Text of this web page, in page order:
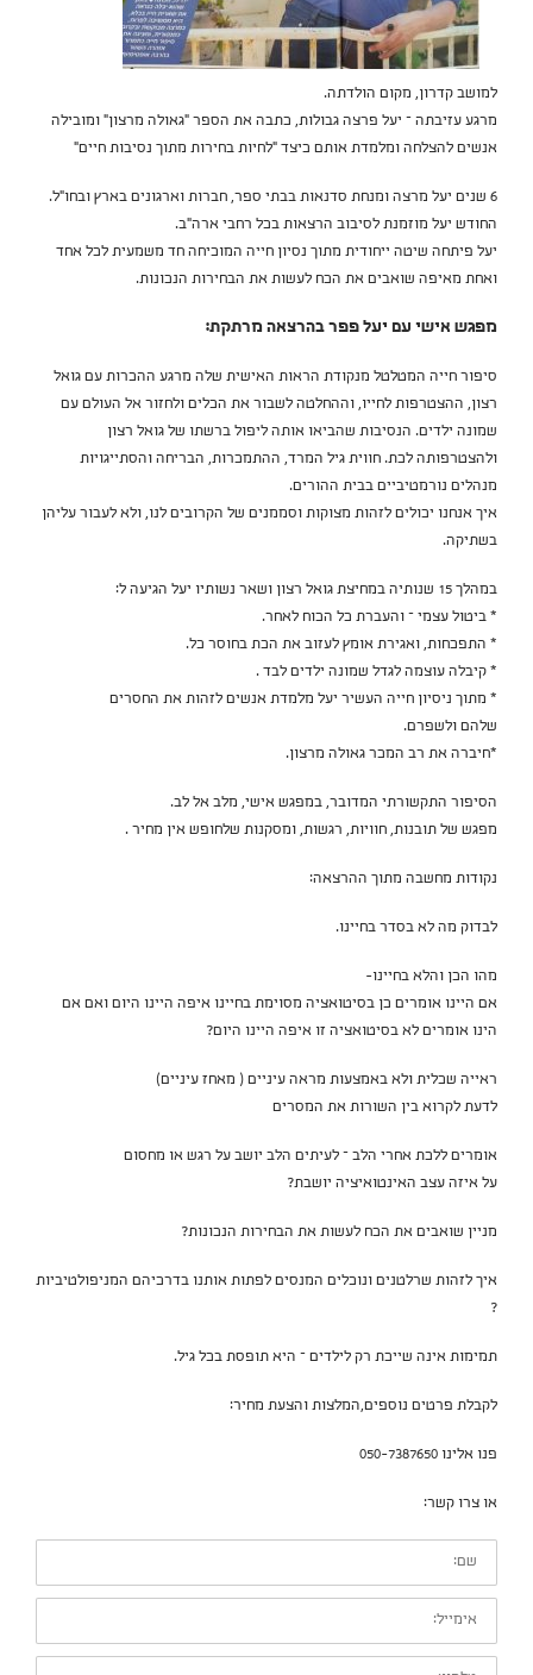
למושב קדרון, מקום הולדתה.
מרגע עזיבתה – יעל פרצה גבולות, כתבה את הספר "גאולה מרצון" ומובילה
אנשים להצלחה ומלמדת אותם כיצד "לחיות בחירות מתוך נסיבות חיים"
6 שנים יעל מרצה ומנחת סדנאות בבתי ספר, חברות וארגונים בארץ ובחו"ל.
החודש יעל מוזמנת לסיבוב הרצאות בכל רחבי ארה"ב.
יעל פיתחה שיטה ייחודית מתוך נסיון חייה המוכיחה חד משמעית לכל אחד
ואחת מאיפה שואבים את הכח לעשות את הבחירות הנכונות.
מפגש אישי עם יעל פפר בהרצאה מרתקת:
סיפור חייה המטלטל מנקודת הראות האישית שלה מרגע ההכרות עם גואל
רצון, ההצטרפות לחייו, וההחלטה לשבור את הכלים ולחזור אל העולם עם
שמונה ילדים. הנסיבות שהביאו אותה ליפול ברשתו של גואל רצון
ולהצטרפותה לכת. חווית גיל המרד, ההתמכרות, הבריחה והסתייגויות
מנהלים נורמטיביים בבית ההורים.
איך אנחנו יכולים לזהות מצוקות וסממנים של הקרובים לנו, ולא לעבור עליהן
בשתיקה.
במהלך 15 שנותיה במחיצת גואל רצון ושאר נשותיו יעל הגיעה ל:
* ביטול עצמי – והעברת כל הכוח לאחר.
* התפכחות, ואגירת אומץ לעזוב את הכת בחוסר כל.
* קיבלה עוצמה לגדל שמונה ילדים לבד .
* מתוך ניסיון חייה העשיר יעל מלמדת אנשים לזהות את החסרים
שלהם ולשפרם.
*חיברה את רב המכר גאולה מרצון.
הסיפור התקשורתי המדובר, במפגש אישי, מלב אל לב.
מפגש של תובנות, חוויות, רגשות, ומסקנות שלחופש אין מחיר .
נקודות מחשבה מתוך ההרצאה:
לבדוק מה לא בסדר בחיינו.
מהו הכן והלא בחיינו-
אם היינו אומרים כן בסיטואציה מסוימת בחיינו איפה היינו היום ואם אם
הינו אומרים לא בסיטואציה זו איפה היינו היום?
ראייה שכלית ולא באמצעות מראה עיניים ( מאחז עיניים)
לדעת לקרוא בין השורות את המסרים
אומרים ללכת אחרי הלב – לעיתים הלב יושב על רגש או מחסום
על איזה עצב האינטואיציה יושבת?
מניין שואבים את הכח לעשות את הבחירות הנכונות?
איך לזהות שרלטנים ונוכלים המנסים לפתות אותנו בדרכיהם המניפולטיביות
?
תמימות אינה שייכת רק לילדים – היא תופסת בכל גיל.
לקבלת פרטים נוספים,המלצות והצעת מחיר:
פנו אלינו 050-7387650
או צרו קשר:
שם:
אימייל:
טלפון: